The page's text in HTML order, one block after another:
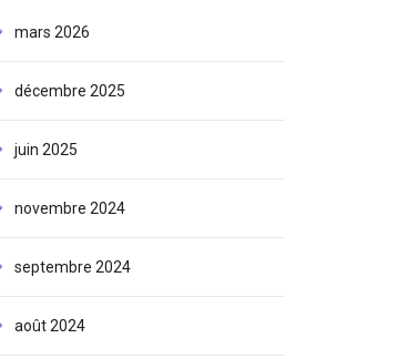
mars 2026
décembre 2025
juin 2025
novembre 2024
septembre 2024
août 2024